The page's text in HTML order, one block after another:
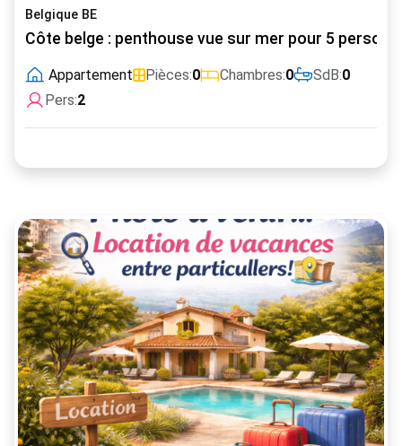
Belgique BE
Côte belge : penthouse vue sur mer pour 5
Appartement Pièces:0 Chambres:0 SdB:0
Pers:2